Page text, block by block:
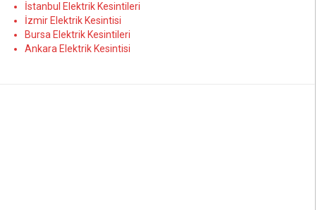
İstanbul Elektrik Kesintileri
İzmir Elektrik Kesintisi
Bursa Elektrik Kesintileri
Ankara Elektrik Kesintisi